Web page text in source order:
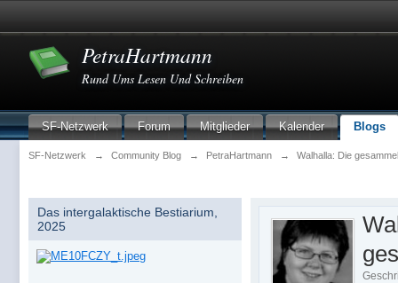
PetraHartmann
Rund Ums Lesen Und Schreiben
SF-Netzwerk Forum Mitglieder Kalender Blogs
SF-Netzwerk → Community Blog → PetraHartmann → Walhalla: Die
Das intergalaktische Bestiarium,
2025